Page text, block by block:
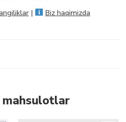
| Biz haqimizda
mahsulotlar